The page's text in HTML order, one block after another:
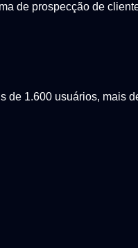
de prospecção de
de 1.600 usuários, mais